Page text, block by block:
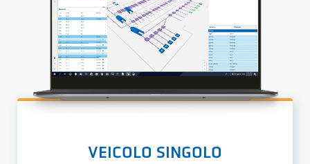
VEICOLO SINGOLO